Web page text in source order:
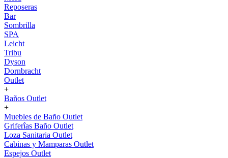
Reposeras
Bar
Sombrilla
SPA
Leicht
Tribu
Dyson
Dornbracht
Outlet
+
Baños Outlet
+
Muebles de Baño Outlet
Griferîas Baño Outlet
Loza Sanitaria Outlet
Cabinas y Mamparas Outlet
Espejos Outlet